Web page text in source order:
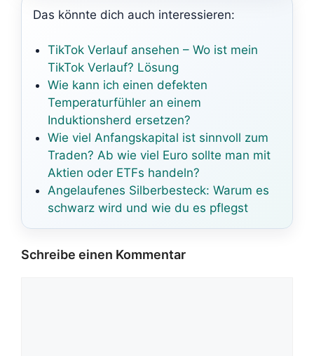
Das könnte dich auch interessieren:
TikTok Verlauf ansehen – Wo ist mein
TikTok Verlauf? Lösung
Wie kann ich einen defekten
Temperaturfühler an einem
Induktionsherd ersetzen?
Wie viel Anfangskapital ist sinnvoll zum
Traden? Ab wie viel Euro sollte man mit
Aktien oder ETFs handeln?
Angelaufenes Silberbesteck: Warum es
schwarz wird und wie du es pflegst
Schreibe einen Kommentar